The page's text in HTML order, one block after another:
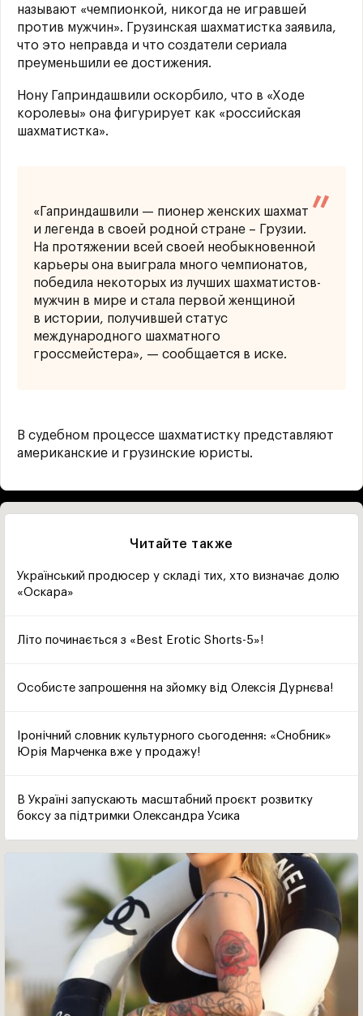
называют «чемпионкой, никогда не игравшей
против мужчин». Грузинская шахматистка заявила,
что это неправда и что создатели сериала
преуменьшили ее достижения.
Нону Гаприндашвили оскорбило, что в «Ходе
королевы» она фигурирует как «российская
шахматистка».
«Гаприндашвили — пионер женских шахмат
и легенда в своей родной стране – Грузии.
На протяжении всей своей необыкновенной
карьеры она выиграла много чемпионатов,
победила некоторых из лучших шахматистов-
мужчин в мире и стала первой женщиной
в истории, получившей статус
международного шахматного
гроссмейстера», — сообщается в иске.
В судебном процессе шахматистку представляют
американские и грузинские юристы.
Читайте также
Український продюсер у складі тих, хто визначає долю
«Оскара»
Літо починається з «Best Erotic Shorts-5»!
Особисте запрошення на зйомку від Олексія Дурнєва!
Іронічний словник культурного сьогодення: «Снобник»
Юрія Марченка вже у продажу!
В Україні запускають масштабний проєкт розвитку
боксу за підтримки Олександра Усика